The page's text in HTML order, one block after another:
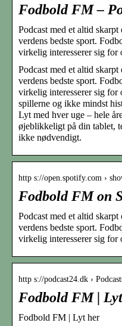
Fodbold FM –
Podcast med et altid
verdens bedste sport.
virkelig interesserer sig
Podcast med et altid
verdens bedste sport.
virkelig interesserer sig for
spillerne og ikke mindst
Lyt med hver uge – hele
øjeblikkeligt på din tablet,
ikke nødvendigt.
http s://open.spotify.com ›
Fodbold FM on
Podcast med et altid
verdens bedste sport.
virkelig interesserer sig
http s://podcast24.dk ›
Fodbold FM |
Fodbold FM | Lyt her